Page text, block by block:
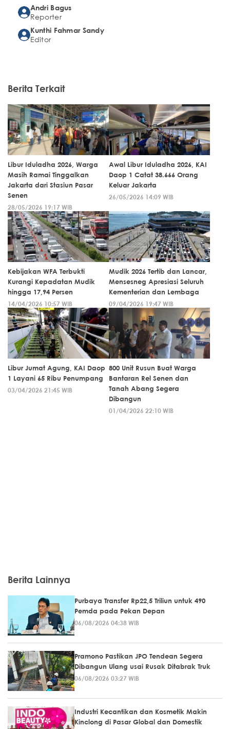
Andri Bagus
Reporter
Kunthi Fahmar Sandy
Editor
Berita Terkait
Libur Iduladha 2026, Warga
Masih Ramai Tinggalkan
Jakarta dari Stasiun Pasar
Senen
28/05/2026 19:17 WIB
Awal Libur Iduladha 2026, KAI
Daop 1 Catat 38.666 Orang
Keluar Jakarta
26/05/2026 14:09 WIB
Kebijakan WFA Terbukti
Kurangi Kepadatan Mudik
hingga 17,94 Persen
14/04/2026 10:57 WIB
Mudik 2026 Tertib dan Lancar,
Mensesneg Apresiasi Seluruh
Kementerian dan Lembaga
09/04/2026 19:47 WIB
Libur Jumat Agung, KAI Daop
1 Layani 65 Ribu Penumpang
03/04/2026 21:45 WIB
800 Unit Rusun Buat Warga
Bantaran Rel Senen dan
Tanah Abang Segera
Dibangun
01/04/2026 22:10 WIB
Berita Lainnya
Purbaya Transfer Rp22,5 Triliun untuk 490
Pemda pada Pekan Depan
06/08/2026 04:38 WIB
Pramono Pastikan JPO Tendean Segera
Dibangun Ulang usai Rusak Ditabrak Truk
06/08/2026 03:27 WIB
Industri Kecantikan dan Kosmetik Makin
Kinclong di Pasar Global dan Domestik